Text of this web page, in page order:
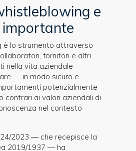
e
importante
è lo strumento attraverso
fornitori e altri
nella vita aziendale
— in modo sicuro e
potenzialmente
contrari ai valori aziendali di
nel contesto
24/2023 — che recepisce la
2019/1937 — ha